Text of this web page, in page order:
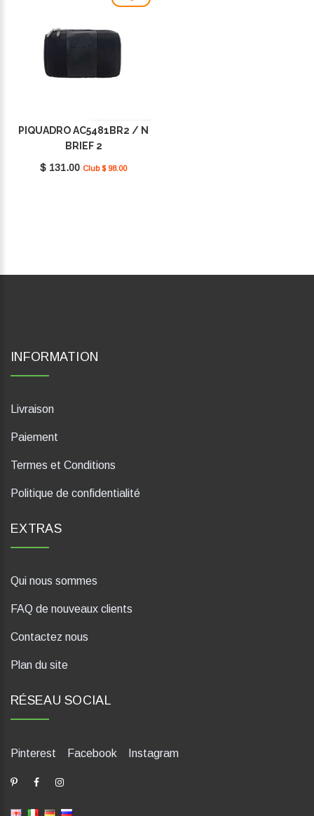
PIQUADRO AC5481BR2 / N
BRIEF 2
$ 131.00 Club $ 98.00
INFORMATION
Livraison
Paiement
Termes et Conditions
Politique de confidentialité
EXTRAS
Qui nous sommes
FAQ de nouveaux clients
Contactez nous
Plan du site
RÉSEAU SOCIAL
Pinterest Facebook Instagram